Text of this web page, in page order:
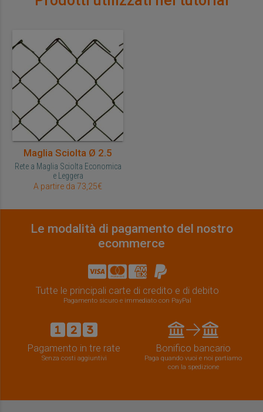
Maglia Sciolta Ø 2.5
Rete a Maglia Sciolta Economica
e Leggera
A partire da 73,25€
Le modalità di pagamento del nostro
ecommerce
Tutte le principali carte di credito e di debito
Pagamento sicuro e immediato con PayPal
Pagamento in tre rate
Senza costi aggiuntivi
Bonifico bancario
Paga quando vuoi e noi partiamo
con la spedizione